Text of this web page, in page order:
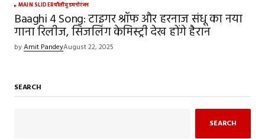
MAIN SLIDERबॉलीवुडमनोरंजन
Baaghi 4 Song: टाइगर श्रॉफ और हरनाज संधू का नया
गाना रिलीज, सिजलिंग केमिस्ट्री देख होंगे हैरान
byAmit PandeyAugust 22, 2025
SEARCH
SEARCH